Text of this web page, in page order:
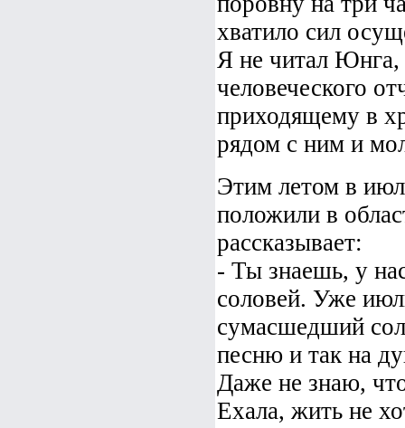
хватило сил
Я не читал Юнга,
человеческого
приходящему в
рядом с ним и
Этим летом в
положили в
рассказывает:
- Ты знаешь, у
соловей. Уже
сумасшедший
песню и так на
Даже не знаю,
Ехала, жить не